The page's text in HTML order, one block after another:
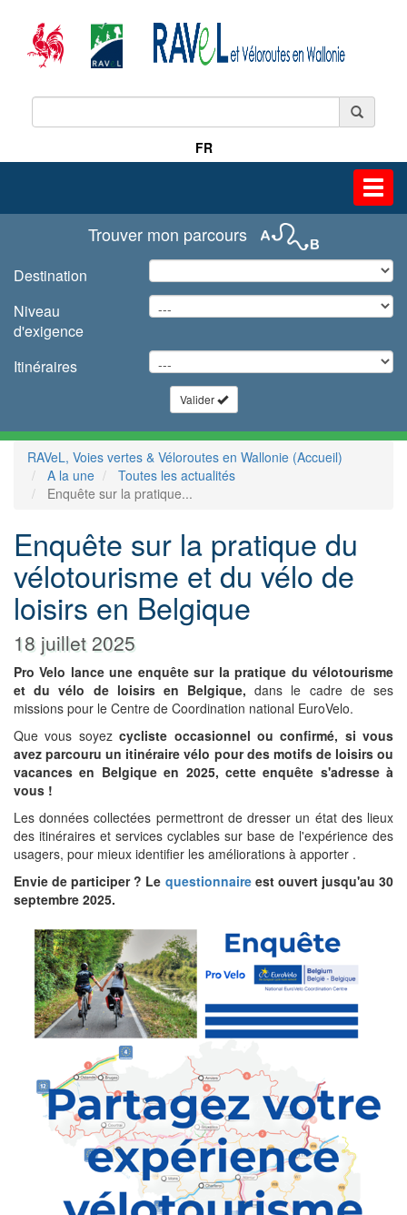
FR
Trouver mon parcours
Destination
Niveau
d'exigence
Itinéraires
Valider
RAVeL, Voies vertes & Véloroutes en Wallonie (Accueil)
A la une
Toutes les actualités
Enquête sur la pratique...
Enquête sur la pratique du
vélotourisme et du vélo de
loisirs en Belgique
18 juillet 2025
Pro Velo lance une enquête sur la pratique du vélotourisme
et du vélo de loisirs en Belgique, dans le cadre de ses
missions pour le Centre de Coordination national EuroVelo.
Que vous soyezcycliste occasionnel ou confirmé, si vous
avez parcouru un itinéraire vélo pour des motifs de loisirs ou
vacances en Belgique en 2025, cette enquête s'adresse à
vous !
Les données collectées permettront de dresser un état des lieux
des itinéraires et services cyclables sur base de l'expérience des
usagers, pour mieux identifier les améliorations à apporter .
Envie de participer ? Le questionnaireest ouvert jusqu'au 30
septembre 2025.